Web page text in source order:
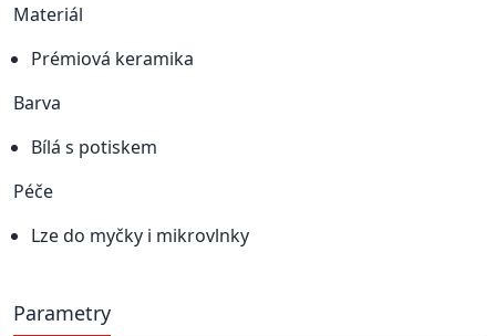
Materiál
Prémiová keramika
Barva
Bílá s potiskem
Péče
Lze do myčky i mikrovlnky
Parametry